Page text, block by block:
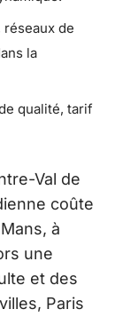
réseaux de
la
qualité, tarif
Val de
coûte
à
une
et des
Paris